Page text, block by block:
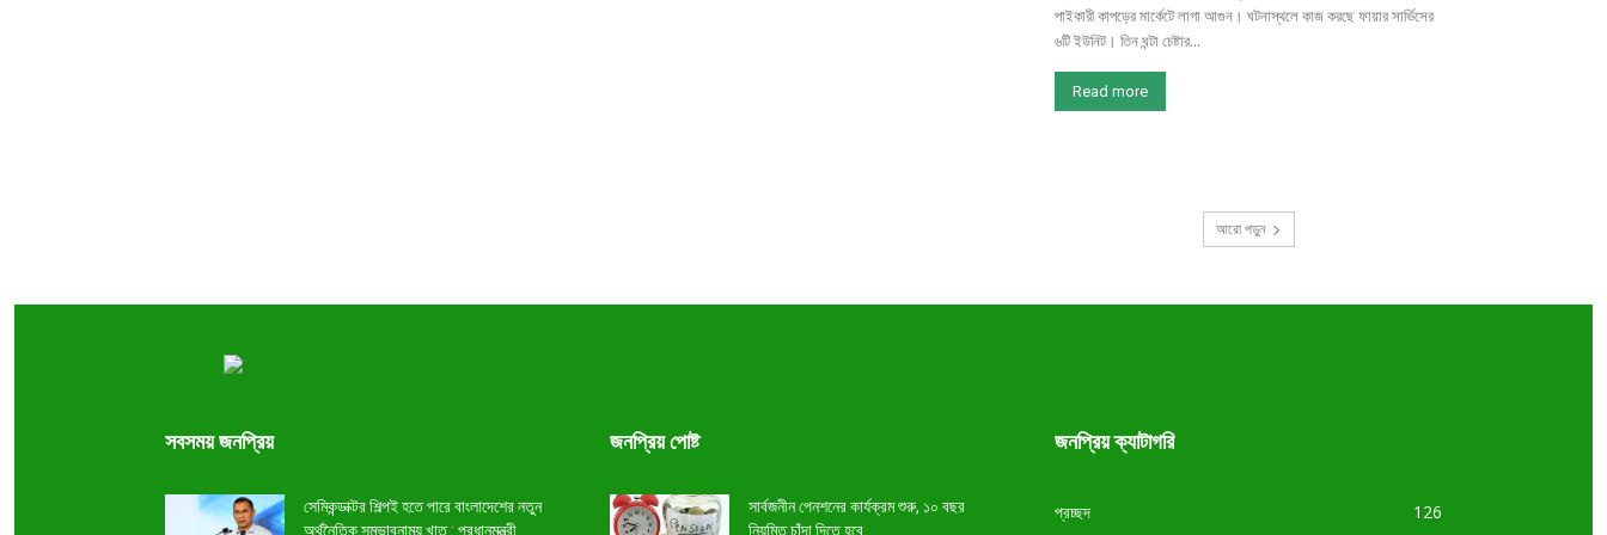
পাইকারী কাপড়ের মার্কেটে লাগা আগুন। ঘটনাস্থলে কাজ করছে ফায়ার সার্ভিসের
৬টি ইউনিট। তিন ঘন্টা চেষ্টার...
Read more
আরো পড়ুন
সবসময় জনপ্রিয়
সেমিকন্ডাক্টর শিল্পই হতে পারে বাংলাদেশের নতুন
অর্থনৈতিক সম্ভাবনাময় খাত : প্রধানমন্ত্রী
জনপ্রিয় পোষ্ট
সার্বজনীন পেনশনের কার্যক্রম শুরু, ১০ বছর
নিয়মিত চাঁদা দিতে হবে
জনপ্রিয় ক্যাটাগরি
প্রচ্ছদ 126